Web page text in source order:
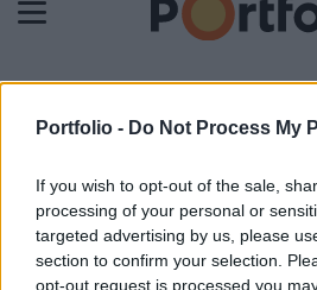
Portfolio - Do Not Process My
If you wish to opt-out of the sale,
processing of your personal or
targeted advertising by us, please
section to confirm your selection.
opt-out request is processed you
Bitcoin
Portfolio
2013. szeptember 08. 17:23